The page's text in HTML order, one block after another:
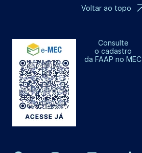
Consulte
o cadastro
da FAAP no MEC
Voltar ao topo